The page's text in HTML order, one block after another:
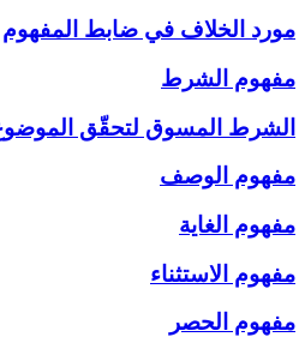
مورد الخلاف في ضابط المفهوم
مفهوم الشرط
الشرط المسوق لتحقّق
مفهوم الوصف
مفهوم الغاية
مفهوم الاستثناء
مفهوم الحصر